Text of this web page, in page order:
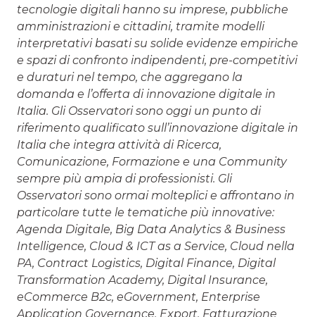
tecnologie digitali hanno su imprese, pubbliche
amministrazioni e cittadini, tramite modelli
interpretativi basati su solide evidenze empiriche
e spazi di confronto indipendenti, pre-competitivi
e duraturi nel tempo, che aggregano la
domanda e l’offerta di innovazione digitale in
Italia. Gli Osservatori sono oggi un punto di
riferimento qualificato sull’innovazione digitale in
Italia che integra attività di Ricerca,
Comunicazione, Formazione e una Community
sempre più ampia di professionisti. Gli
Osservatori sono ormai molteplici e affrontano in
particolare tutte le tematiche più innovative:
Agenda Digitale, Big Data Analytics & Business
Intelligence, Cloud & ICT as a Service, Cloud nella
PA, Contract Logistics, Digital Finance, Digital
Transformation Academy, Digital Insurance,
eCommerce B2c, eGovernment, Enterprise
Application Governance, Export, Fatturazione